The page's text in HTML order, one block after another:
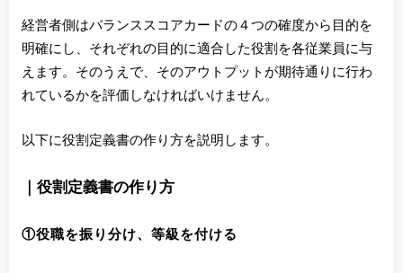
経営者側はバランススコアカードの４つの確度から目的を
明確にし、それぞれの目的に適合した役割を各従業員に与
えます。そのうえで、そのアウトプットが期待通りに行わ
れているかを評価しなければいけません。
以下に役割定義書の作り方を説明します。
｜役割定義書の作り方
①役職を振り分け、等級を付ける